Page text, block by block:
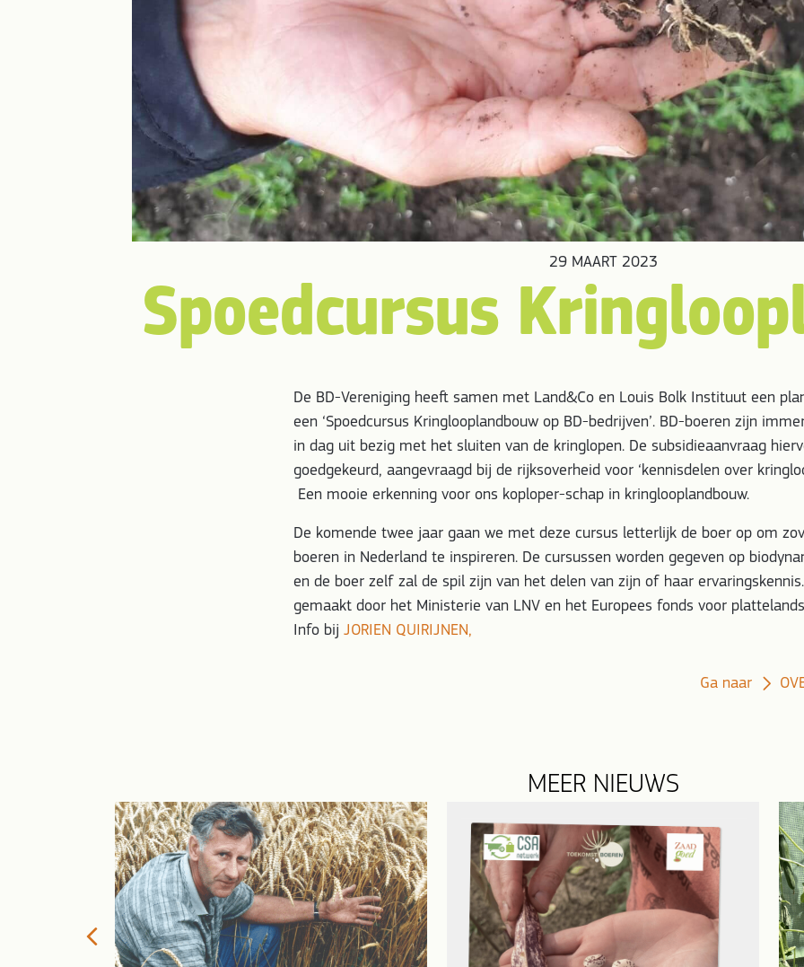
29 MAART 2023
Spoedcur­sus
De BD-Vereniging heeft samen met Land&Co en Louis Bolk Instituut een
een ‘Spoedcursus Kringlooplandbouw op BD-bedrijven’. BD-boeren zijn
in dag uit bezig met het sluiten van de kringlopen. De subsidieaanvraag
goedgekeurd, aangevraagd bij de rijksoverheid voor ‘kennisdelen over
Een mooie erkenning voor ons koploper-schap in kringlooplandbouw.
De komende twee jaar gaan we met deze cursus letterlijk de boer op om
boeren in Nederland te inspireren. De cursussen worden gegeven op
en de boer zelf zal de spil zijn van het delen van zijn of haar
gemaakt door het Ministerie van LNV en het Europees fonds voor
Info bij JORIEN QUIRIJNEN,
Ga naar
MEER NIEUWS
Previous